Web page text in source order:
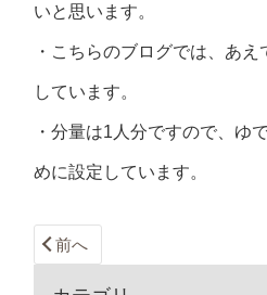
いと思います。
・こちらのブログでは、あ
しています。
・分量は1人分ですので、ゆ
めに設定しています。
前へ